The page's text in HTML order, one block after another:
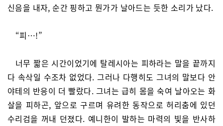
신음을 내자, 순간 핑하고 뭔가가 날아드는 듯한 소리가 났다.
“피…!”
너무 짧은 시간이었기에 탈레시아는 피하라는 말을 끝까지
다 속삭일 수조차 없었다. 그러나 다행히도 그녀의 말보다 안
야테의 반응이 더 빨랐다. 그녀는 급히 몸을 숙여 날아오는 화
살을 피하곤, 앞으로 구르며 유려한 동작으로 허리춤에 있던
수리검을 꺼내 던졌다. 예니한이 발하는 마력의 빛을 반사하